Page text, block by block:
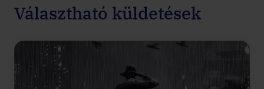
Választható küldetések